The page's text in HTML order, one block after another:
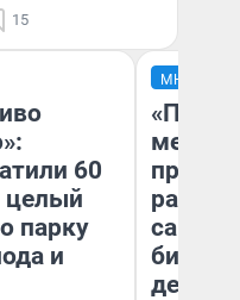
15
60
целый
парку
и
МНЕНИЕ
самом